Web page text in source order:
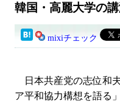
韓国・高麗大学の
mixiチェック
日本共産党の志位和
ア平和協力構想を語る